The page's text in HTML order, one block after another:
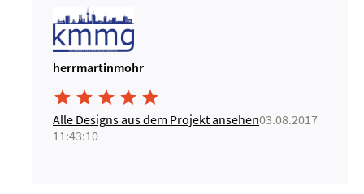
herrmartinmohr
    
Alle Designs aus dem Projekt ansehen03.08.2017
11:43:10